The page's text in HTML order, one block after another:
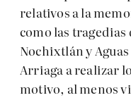
relativos a la
como las
Nochixtlán y
Arriaga a realizar
motivo, al menos